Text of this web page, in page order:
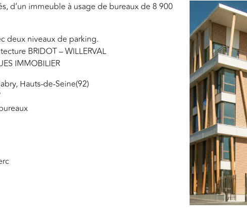
d’un immeuble à usage de bureaux de 8 900
deux niveaux de parking.
BRIDOT – WILLERVAL
IMMOBILIER
Hauts-de-Seine(92)